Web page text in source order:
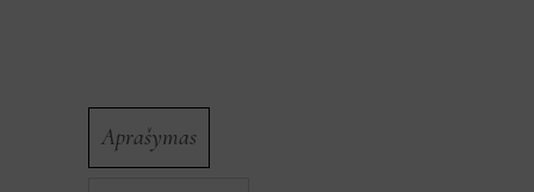
Aprašymas